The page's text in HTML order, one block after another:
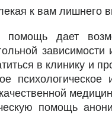
к вам лишнего
помощь дает
в клинику и
помощь